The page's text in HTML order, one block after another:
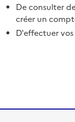
De consulter
créer un
D'effectuer